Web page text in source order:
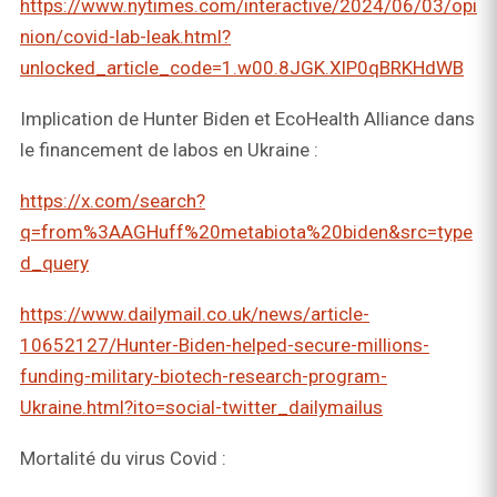
https://www.nytimes.com/interactive/2024/06/03/opi
nion/covid-lab-leak.html?
unlocked_article_code=1.w00.8JGK.XlP0qBRKHdWB
Implication de Hunter Biden et EcoHealth Alliance dans
le financement de labos en Ukraine :
https://x.com/search?
q=from%3AAGHuff%20metabiota%20biden&src=type
d_query
https://www.dailymail.co.uk/news/article-
10652127/Hunter-Biden-helped-secure-millions-
funding-military-biotech-research-program-
Ukraine.html?ito=social-twitter_dailymailus
Mortalité du virus Covid :